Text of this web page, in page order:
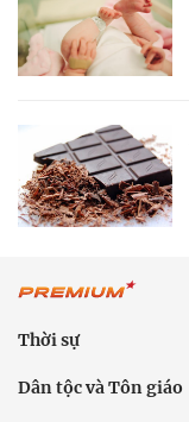
Thời sự
Dân tộc và Tôn giáo